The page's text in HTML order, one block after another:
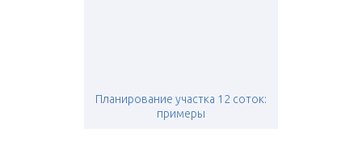
Планирование участка 12 соток:
примеры